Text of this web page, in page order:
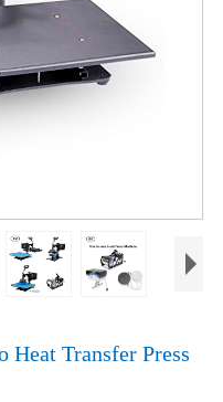
Transfer Press